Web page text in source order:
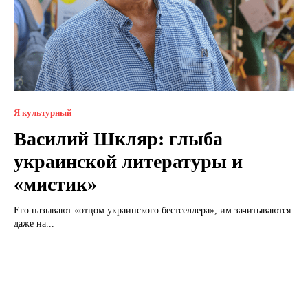
Я культурный
Василий Шкляр: глыба
украинской литературы и
«мистик»
Его называют «отцом украинского бестселлера», им зачитываются
даже на...